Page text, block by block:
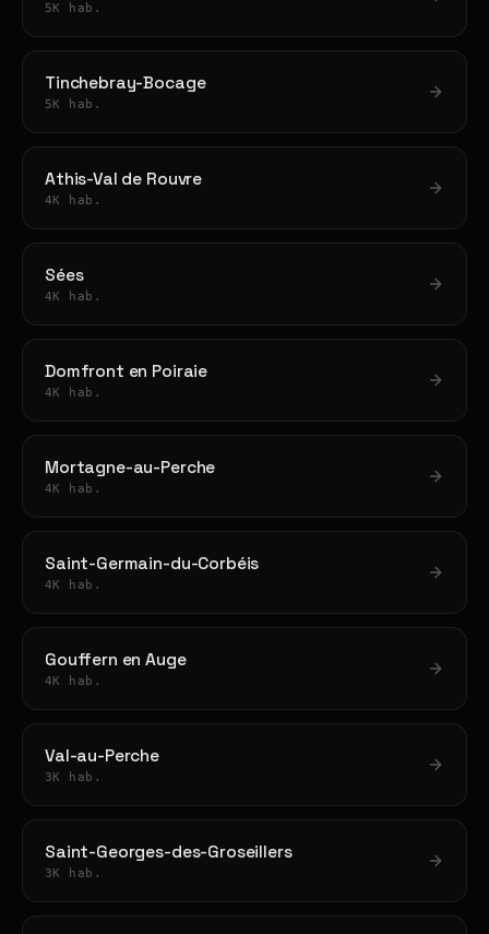
5K hab.
Tinchebray-Bocage
5K hab.
Athis-Val de Rouvre
4K hab.
Sées
4K hab.
Domfront en Poiraie
4K hab.
Mortagne-au-Perche
4K hab.
Saint-Germain-du-Corbéis
4K hab.
Gouffern en Auge
4K hab.
Val-au-Perche
3K hab.
Saint-Georges-des-Groseillers
3K hab.